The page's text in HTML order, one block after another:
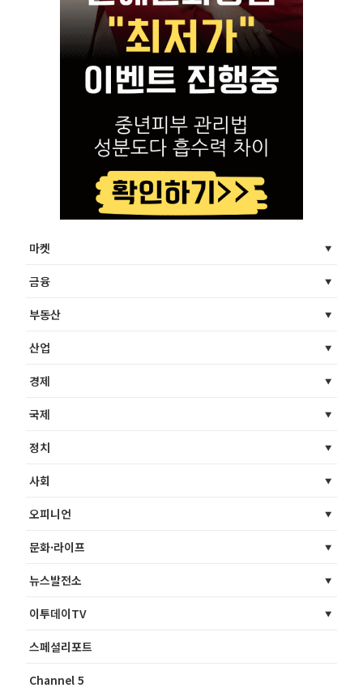
마켓
금융
부동산
산업
경제
국제
정치
사회
오피니언
문화·라이프
뉴스발전소
이투데이TV
스페셜리포트
Channel 5